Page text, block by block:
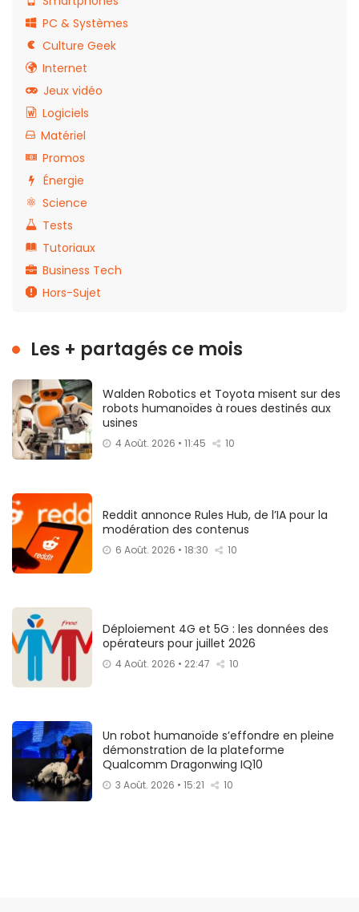
PC & Systèmes
Culture Geek
Internet
Jeux vidéo
Logiciels
Matériel
Promos
Énergie
Science
Tests
Tutoriaux
Business Tech
Hors-Sujet
Les + partagés ce mois
Walden Robotics et Toyota misent sur des
robots humanoïdes à roues destinés aux
usines
4 Août. 2026 • 11:45 10
Reddit annonce Rules Hub, de l’IA pour la
modération des contenus
6 Août. 2026 • 18:30 10
Déploiement 4G et 5G : les données des
opérateurs pour juillet 2026
4 Août. 2026 • 22:47 10
Un robot humanoïde s’effondre en pleine
démonstration de la plateforme
Qualcomm Dragonwing IQ10
3 Août. 2026 • 15:21 10